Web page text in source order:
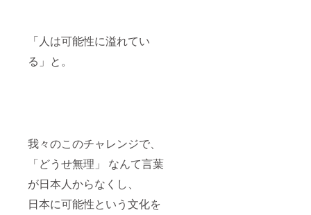
「人は可能性に溢れてい
る」と。
我々のこのチャレンジで、
「どうせ無理」 なんて言葉
が日本人からなくし、
日本に可能性という文化を